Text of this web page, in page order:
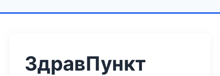
ЗдравПункт